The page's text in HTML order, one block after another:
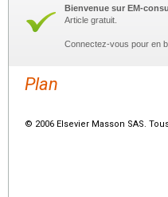
Bienvenue sur EM-
Article gratuit.
Connectez-vous pour en
Plan
© 2006 Elsevier Masson SAS.